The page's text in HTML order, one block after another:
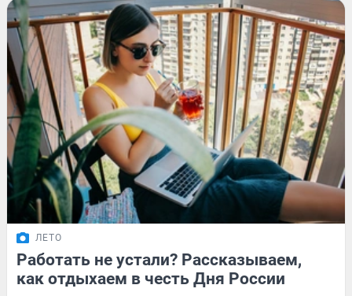
ЛЕТО
Работать не устали? Рассказываем,
как отдыхаем в честь Дня России